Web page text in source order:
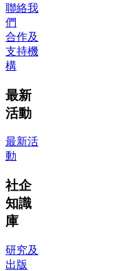
聯絡我
們
合作及
支持機
構
最新
活動
最新活
動
社企
知識
庫
研究及
出版